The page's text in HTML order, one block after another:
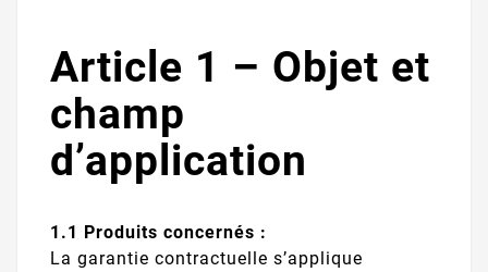
Article 1 – Objet et
champ
d’application
1.1 Produits concernés :
La garantie contractuelle s’applique